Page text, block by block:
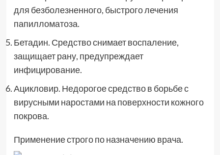
для безболезненного, быстрого лечения
папилломатоза.
Бетадин. Средство снимает воспаление,
защищает рану, предупреждает
инфицирование.
Ацикловир. Недорогое средство в борьбе с
вирусными наростами на поверхности кожного
покрова.
Применение строго по назначению врача.